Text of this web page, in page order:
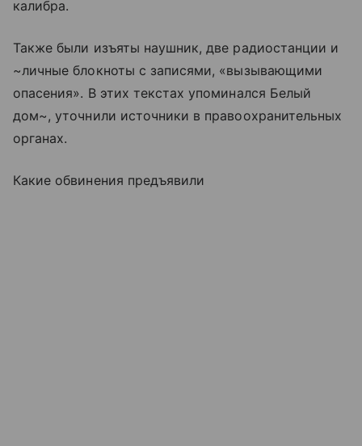
калибра.
Также были изъяты наушник, две радиостанции и
~личные блокноты с записями, «вызывающими
опасения». В этих текстах упоминался Белый
дом~, уточнили источники в правоохранительных
органах.
Какие обвинения предъявили